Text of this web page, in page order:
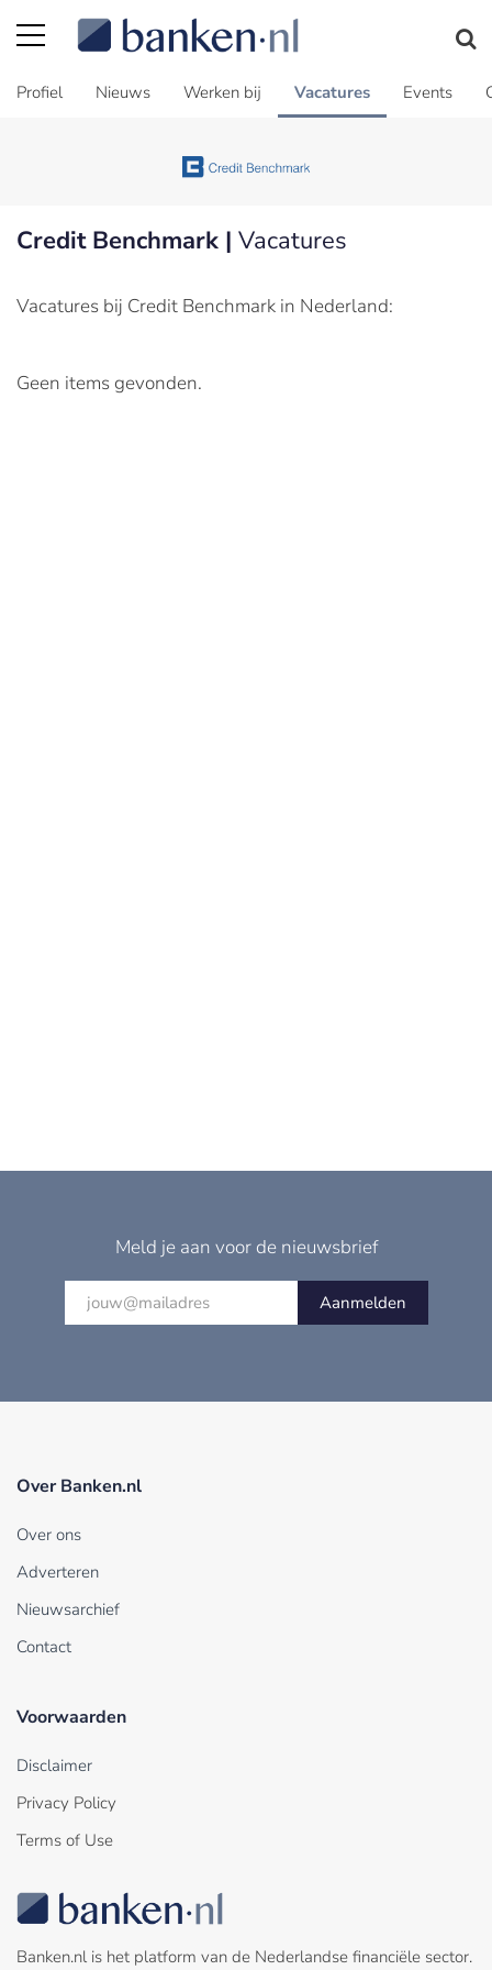
Profiel Nieuws Werken bij Vacatures Events
Credit Benchmark | Vacatures
Vacatures bij Credit Benchmark in Nederland:
Geen items gevonden.
Meld je aan voor de nieuwsbrief
Aanmelden
Over Banken.nl
Over ons
Adverteren
Nieuwsarchief
Contact
Voorwaarden
Disclaimer
Privacy Policy
Terms of Use
Banken.nl is het platform van de Nederlandse financiële sector.